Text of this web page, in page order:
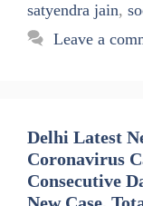
satyendra jain,
Leave a
Delhi Latest
Coronavirus
Consecutive